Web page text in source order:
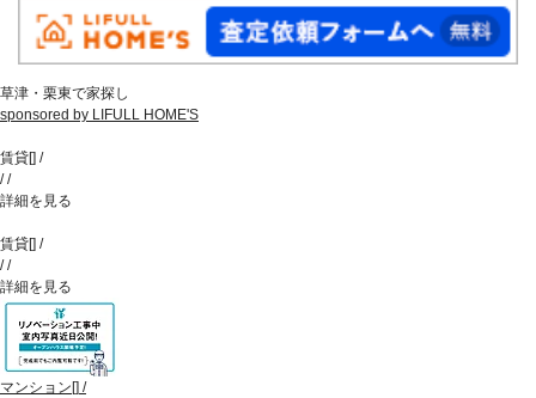
草津・栗東で家探し
sponsored by LIFULL HOME'S
賃貸[] /
//
詳細を見る
賃貸[] /
//
詳細を見る
マンション[] /